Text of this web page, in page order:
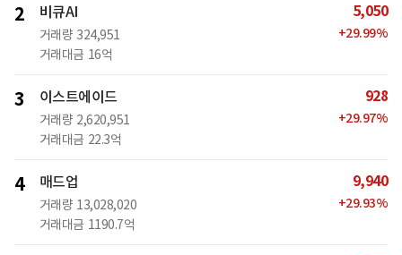
2 비큐AI
거래량 324,951
거래대금 16억
5,050
+29.99%
3 이스트에이드
거래량 2,620,951
거래대금 22.3억
928
+29.97%
4 매드업
거래량 13,028,020
거래대금 1190.7억
9,940
+29.93%